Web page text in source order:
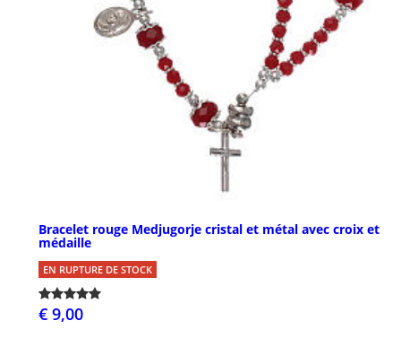
Bracelet rouge Medjugorje cristal et métal avec croix et
médaille
EN RUPTURE DE STOCK
€ 9,00